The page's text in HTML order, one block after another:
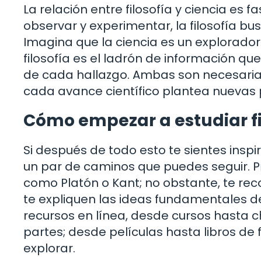
La relación entre filosofía y ciencia es
observar y experimentar, la filosofía
Imagina que la ciencia es un
filosofía es el ladrón de información
de cada hallazgo. Ambas son
cada avance científico plantea
Cómo empezar a estudiar
Si después de todo esto te sientes
un par de caminos que puedes seguir.
como Platón o Kant; no obstante, te
te expliquen las ideas fundamentales
recursos en línea, desde cursos hasta
partes; desde películas hasta libros
explorar.